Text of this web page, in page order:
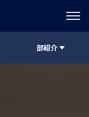
部紹介